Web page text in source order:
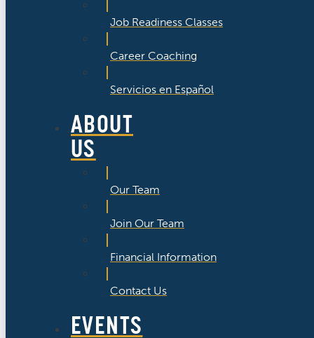
Job Readiness Classes
Career Coaching
Servicios en Español
ABOUT
US
Our Team
Join Our Team
Financial Information
Contact Us
EVENTS